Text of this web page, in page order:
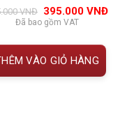
đánh giá
VNĐ Giá
gốc
là:
435.000 VNĐ.
395.000 VNĐGiá
Đã bao gồm VAT
VÀO GIỎ HÀNG